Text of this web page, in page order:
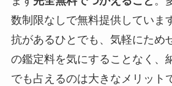
数制限なしで無料提供していま
抗があるひとでも、気軽にため
の鑑定料を気にすることなく、
でも占えるのは大きなメリット